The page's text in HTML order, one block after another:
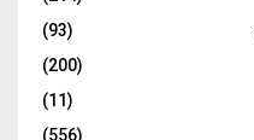
(93)
(200)
(11)
(556)